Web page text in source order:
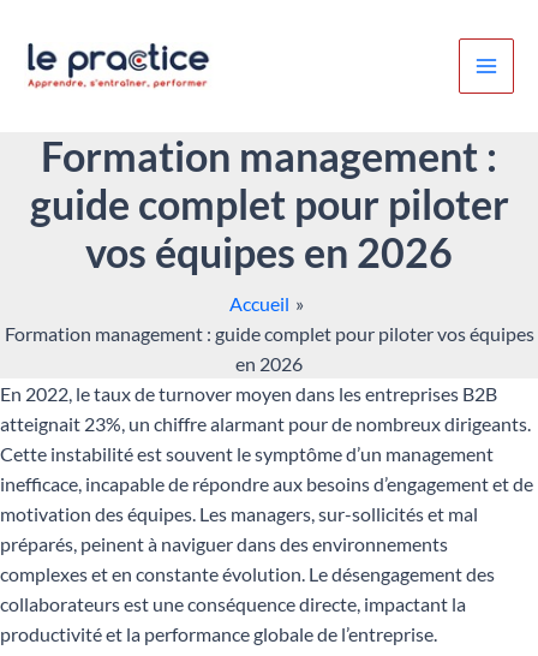
contenu
Formation management :
guide complet pour piloter
vos équipes en 2026
Accueil
Formation management : guide complet pour piloter vos équipes
en 2026
En 2022, le taux de turnover moyen dans les entreprises B2B
atteignait 23%, un chiffre alarmant pour de nombreux dirigeants.
Cette instabilité est souvent le symptôme d’un management
inefficace, incapable de répondre aux besoins d’engagement et de
motivation des équipes. Les managers, sur-sollicités et mal
préparés, peinent à naviguer dans des environnements
complexes et en constante évolution. Le désengagement des
collaborateurs est une conséquence directe, impactant la
productivité et la performance globale de l’entreprise.